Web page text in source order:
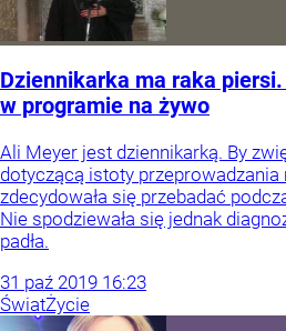
Dziennikarka ma raka piersi.
w programie na żywo
Ali Meyer jest dziennikarką. By
dotyczącą istoty
zdecydowała się przebadać
Nie spodziewała się jednak
padła.
31 paź 2019 16:23
ŚwiatŻycie